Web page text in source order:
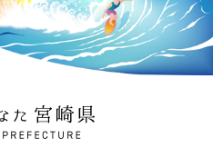
宮崎県